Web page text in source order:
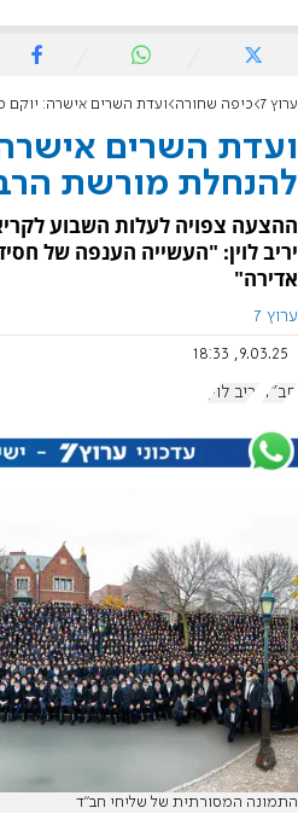
ערוץ 7 כיפה שחורה ועדת השרים אישרה: יוקם
ועדת השרים
להנחלת מורשת
ההצעה צפויה לעלות השבוע
יריב לוין: "העשייה הענפה של
אדירה"
ערוץ 7
9.03.25, 18:33
חב"ד יריב לוין
התמונה המסורתית של שליחי חב"ד